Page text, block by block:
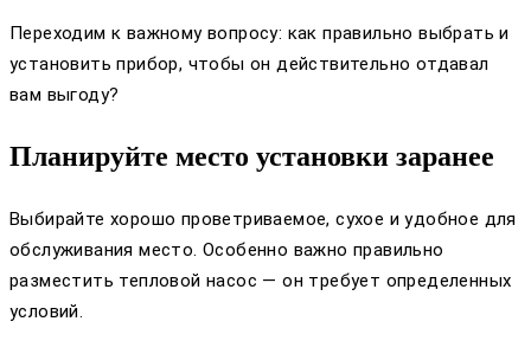
Переходим к важному вопросу: как правильно выбрать и
установить прибор, чтобы он действительно отдавал
вам выгоду?
Планируйте место установки заранее
Выбирайте хорошо проветриваемое, сухое и удобное для
обслуживания место. Особенно важно правильно
разместить тепловой насос — он требует определенных
условий.